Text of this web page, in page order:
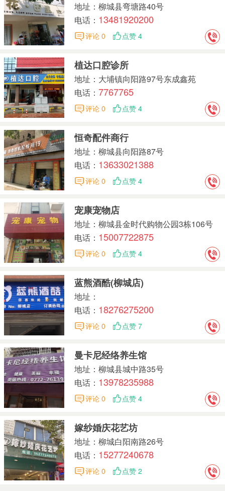
地址：柳城县弯塘路40号
电话： 13481920200
评论 0 点赞 4
植达口腔诊所
地址：大埔镇向阳路97号东成鑫苑
电话： 7767765
评论 0 点赞 4
恒奇配件商行
地址：柳城县向阳路87号
电话： 13633021388
评论 0 点赞 4
宠康宠物店
地址：柳城县金时代购物公园3栋106号
电话： 15007722875
评论 0 点赞 4
蓝熊酒酷(柳城店)
地址：
电话： 18276275200
评论 0 点赞 7
曼卡尼经络养生馆
地址：柳城县城中路35号
电话： 13978235988
评论 0 点赞 4
嫁纱婚庆花艺坊
地址：柳城白阳南路26号
电话： 15277240678
评论 0 点赞 2